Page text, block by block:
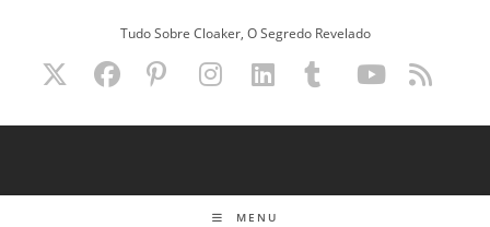
Tudo Sobre Cloaker, O Segredo Revelado
MENU